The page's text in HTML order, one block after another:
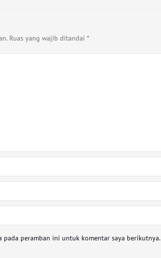
Ruas yang wajib ditandai *
pada peramban ini untuk komentar saya berikutnya.